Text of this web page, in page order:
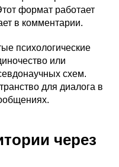
формат работает
в комментарии.
психологические
или
схем.
для диалога в
через